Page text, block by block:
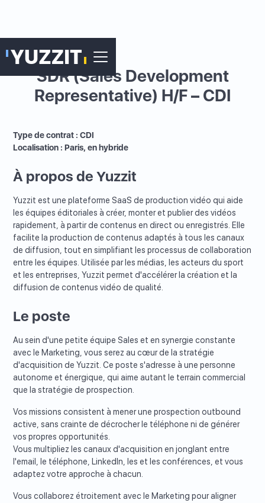
SDR (Sales Development
Representative) H/F – CDI
Type de contrat : CDI
Localisation : Paris, en hybride
À propos de Yuzzit
Yuzzit est une plateforme SaaS de production vidéo qui aide
les équipes éditoriales à créer, monter et publier des vidéos
rapidement, à partir de contenus en direct ou enregistrés. Elle
facilite la production de contenus adaptés à tous les canaux
de diffusion, tout en simplifiant les processus de collaboration
entre les équipes. Utilisée par les médias, les acteurs du sport
et les entreprises, Yuzzit permet d'accélérer la création et la
diffusion de contenus vidéo de qualité.
Le poste
Au sein d'une petite équipe Sales et en synergie constante
avec le Marketing, vous serez au cœur de la stratégie
d'acquisition de Yuzzit. Ce poste s'adresse à une personne
autonome et énergique, qui aime autant le terrain commercial
que la stratégie de prospection.
Vos missions consistent à mener une prospection outbound
active, sans crainte de décrocher le téléphone ni de générer
vos propres opportunités.
Vous multipliez les canaux d'acquisition en jonglant entre
l'email, le téléphone, LinkedIn, les et les conférences, et vous
adaptez votre approche à chacun.
Vous collaborez étroitement avec le Marketing pour aligner